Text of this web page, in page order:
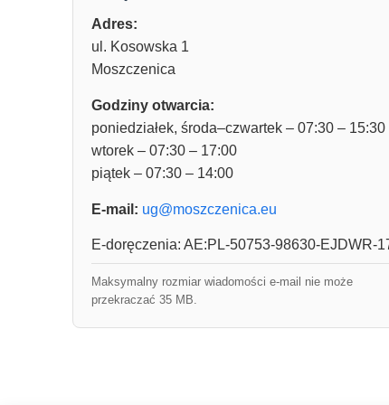
Adres:
ul. Kosowska 1
Moszczenica
Godziny otwarcia:
poniedziałek, środa–czwartek – 07:30 – 15:30
wtorek – 07:30 – 17:00
piątek – 07:30 – 14:00
E-mail: ug@moszczenica.eu
E-doręczenia: AE:PL-50753-98630-EJDWR-
Maksymalny rozmiar wiadomości e-mail nie może
przekraczać 35 MB.